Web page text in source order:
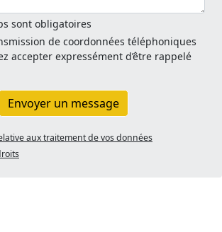
sont obligatoires
de coordonnées téléphoniques
accepter expressément d’être rappelé
Envoyer un message
aux traitement de vos données